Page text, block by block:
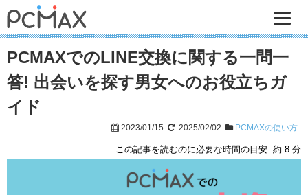
PCMAXでのLINE交換に関する一問一
答! 出会いを探す男女へのお役立ちガ
イド
2023/01/15 2025/02/02 PCMAXの使い方
この記事を読むのに必要な時間の目安: 約 8 分